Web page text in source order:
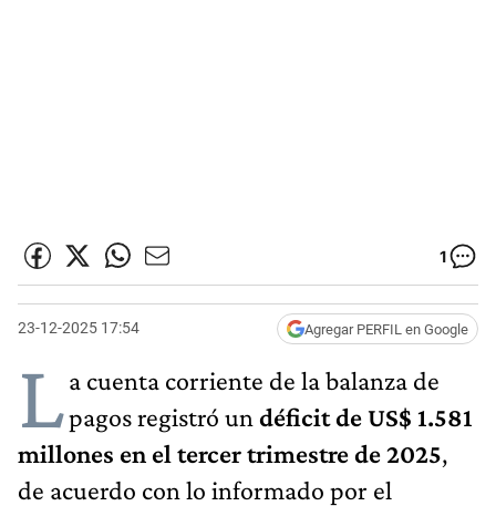
1
23-12-2025 17:54 Agregar PERFIL en Google
La cuenta corriente de la balanza de
pagos registró un déficit de US$ 1.581
millones en el tercer trimestre de 2025,
de acuerdo con lo informado por el